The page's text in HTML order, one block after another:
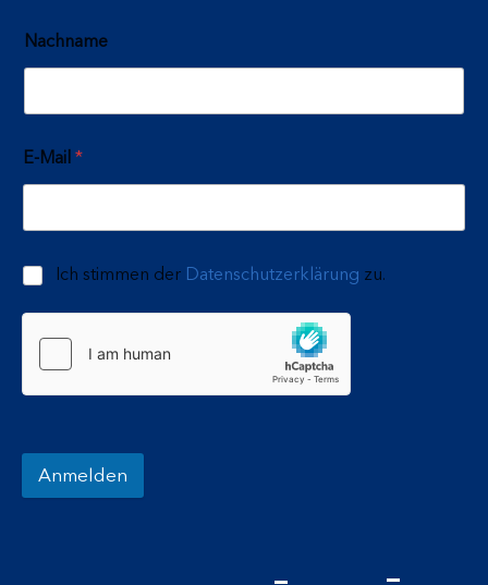
Nachname
E-Mail *
Ich stimmen der Datenschutzerklärung zu.
Anmelden